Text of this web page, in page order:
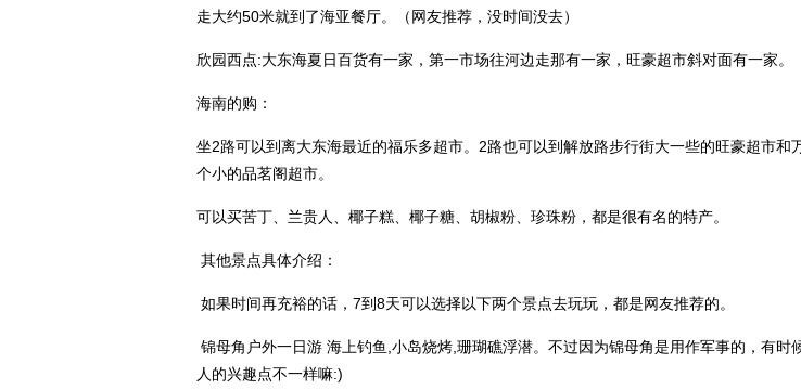
走大约50米就到了海亚餐厅。（网友推荐，没时间没去）
欣园西点:大东海夏日百货有一家，第一市场往河边走那有一家，旺豪超市斜对面有一家。
海南的购：
坐2路可以到离大东海最近的福乐多超市。2路也可以到解放路步行街大一些的旺豪超市
个小的品茗阁超市。
可以买苦丁、兰贵人、椰子糕、椰子糖、胡椒粉、珍珠粉，都是很有名的特产。
其他景点具体介绍：
如果时间再充裕的话，7到8天可以选择以下两个景点去玩玩，都是网友推荐的。
锦母角户外一日游 海上钓鱼,小岛烧烤,珊瑚礁浮潜。不过因为锦母角是用作军事的，有
人的兴趣点不一样嘛:)